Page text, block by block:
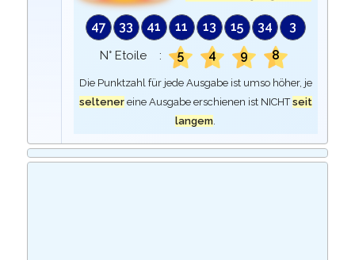
47 33 41 11 13 15 34 3
N° Etoile : 5 4 9 8
Die Punktzahl für jede Ausgabe ist umso höher, je
seltenereine Ausgabe erschienen ist NICHTseit
langem.